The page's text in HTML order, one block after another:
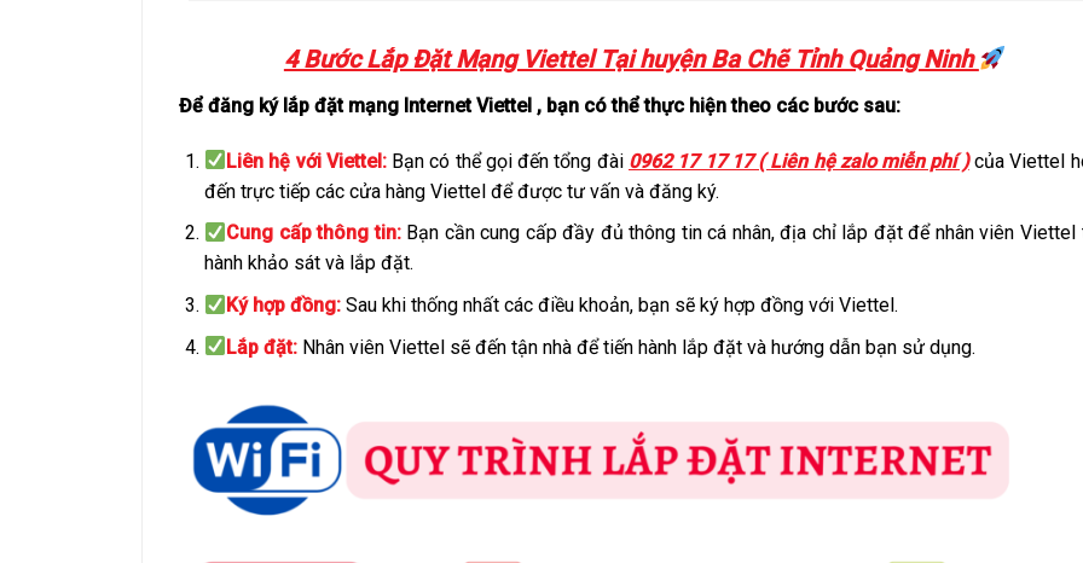
4 Bước Lắp Đặt Mạng Viettel Tại huyện Ba Chẽ Tỉnh Quảng Ninh
Để đăng ký lắp đặt mạng Internet Viettel , bạn có thể thực hiện theo các bước sau:
Liên hệ với Viettel: Bạn có thể gọi đến tổng đài 0962 17 17 17 ( Liên hệ zalo miễn phí ) của Viettel
đến trực tiếp các cửa hàng Viettel để được tư vấn và đăng ký.
Cung cấp thông tin: Bạn cần cung cấp đầy đủ thông tin cá nhân, địa chỉ lắp đặt để nhân viên Viettel
hành khảo sát và lắp đặt.
Ký hợp đồng: Sau khi thống nhất các điều khoản, bạn sẽ ký hợp đồng với Viettel.
Lắp đặt: Nhân viên Viettel sẽ đến tận nhà để tiến hành lắp đặt và hướng dẫn bạn sử dụng.